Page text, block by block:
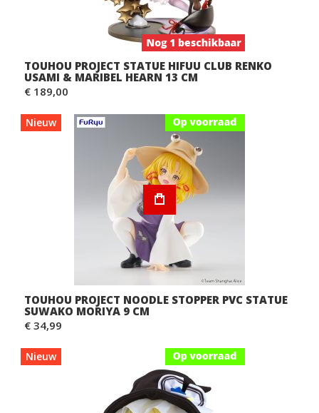
TOUHOU PROJECT STATUE HIFUU CLUB RENKO
USAMI & MARIBEL HEARN 13 CM
€ 189,00
Nieuw
TOUHOU PROJECT NOODLE STOPPER PVC STATUE
SUWAKO MORIYA 9 CM
€ 34,99
Nieuw